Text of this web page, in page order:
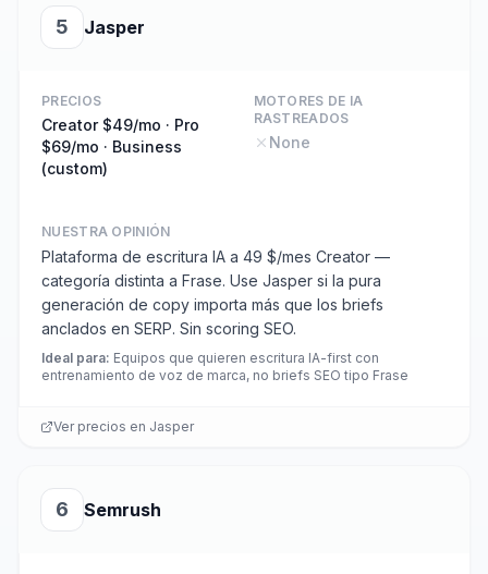
5 Jasper
PRECIOS
Creator $49/mo · Pro
$69/mo · Business
(custom)
MOTORES DE IA
RASTREADOS
None
NUESTRA OPINIÓN
Plataforma de escritura IA a 49 $/mes Creator —
categoría distinta a Frase. Use Jasper si la pura
generación de copy importa más que los briefs
anclados en SERP. Sin scoring SEO.
Ideal para: Equipos que quieren escritura IA-first con
entrenamiento de voz de marca, no briefs SEO tipo Frase
Ver precios en Jasper
6 Semrush